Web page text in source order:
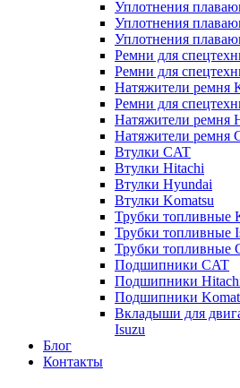
Уплотнения
Уплотнения
Уплотнения
Ремни для
Ремни для
Натяжители ремня
Ремни для
Натяжители ремня
Натяжители ремня
Втулки CAT
Втулки Hitachi
Втулки Hyundai
Втулки Komatsu
Трубки топливные
Трубки топливные
Трубки топливные
Подшипники CAT
Подшипники
Подшипники
Вкладыши для
Isuzu
Блог
Контакты